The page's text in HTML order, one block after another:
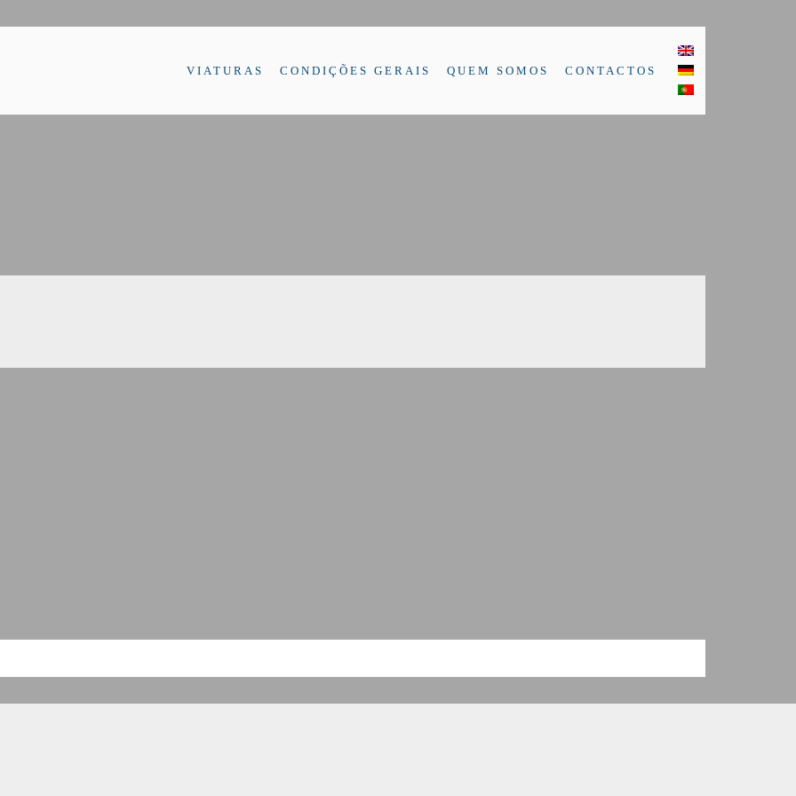
VIATURAS CONDIÇÕES GERAIS QUEM SOMOS CONTACTOS